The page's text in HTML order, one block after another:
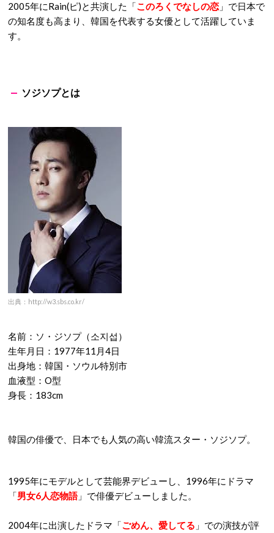
2005年にRain(ピ)と共演した「このろくでなしの恋 」で日本で
の知名度も高まり、韓国を代表する女優として活躍していま
す。
ソジソプとは
出典：http://w3.sbs.co.kr/
名前：ソ・ジソプ（소지섭）
生年月日：1977年11月4日
出身地：韓国・ソウル特別市
血液型：O型
身長：183cm
韓国の俳優で、日本でも人気の高い韓流スター・ソジソプ。
1995年にモデルとして芸能界デビューし、1996年にドラマ
「男女6人恋物語」で俳優デビューしました。
2004年に出演したドラマ「ごめん、愛してる 」での演技が評